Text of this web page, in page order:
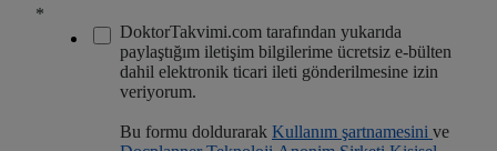
*
DoktorTakvimi.com tarafından yukarıda
paylaştığım iletişim bilgilerime ücretsiz e-bülten
dahil elektronik ticari ileti gönderilmesine izin
veriyorum.
Bu formu doldurarak Kullanım şartnamesini ve